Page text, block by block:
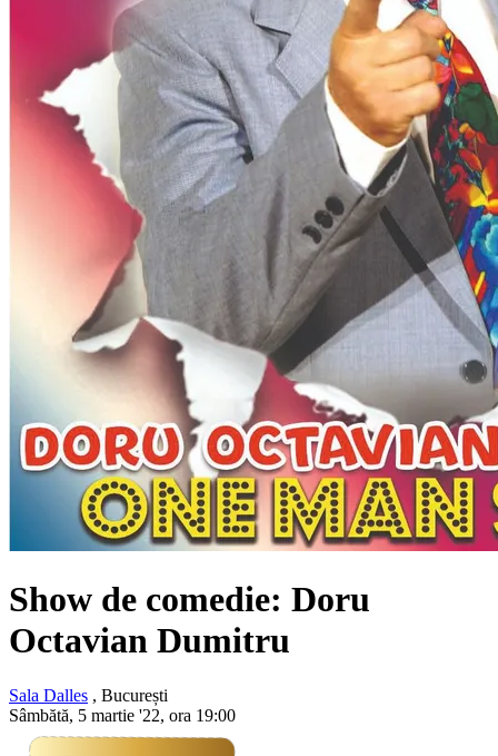
Show de comedie: Doru
Octavian Dumitru
Sala Dalles , București
Sâmbătă, 5 martie '22, ora 19:00